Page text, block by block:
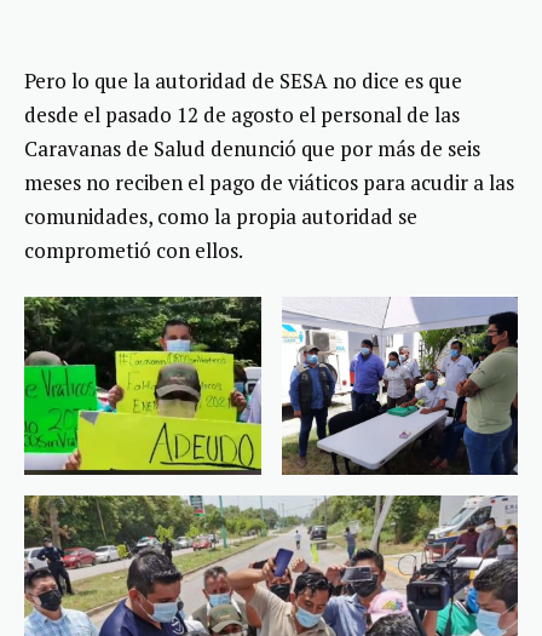
Pero lo que la autoridad de SESA no dice es que
desde el pasado 12 de agosto el personal de las
Caravanas de Salud denunció que por más de seis
meses no reciben el pago de viáticos para acudir a las
comunidades, como la propia autoridad se
comprometió con ellos.